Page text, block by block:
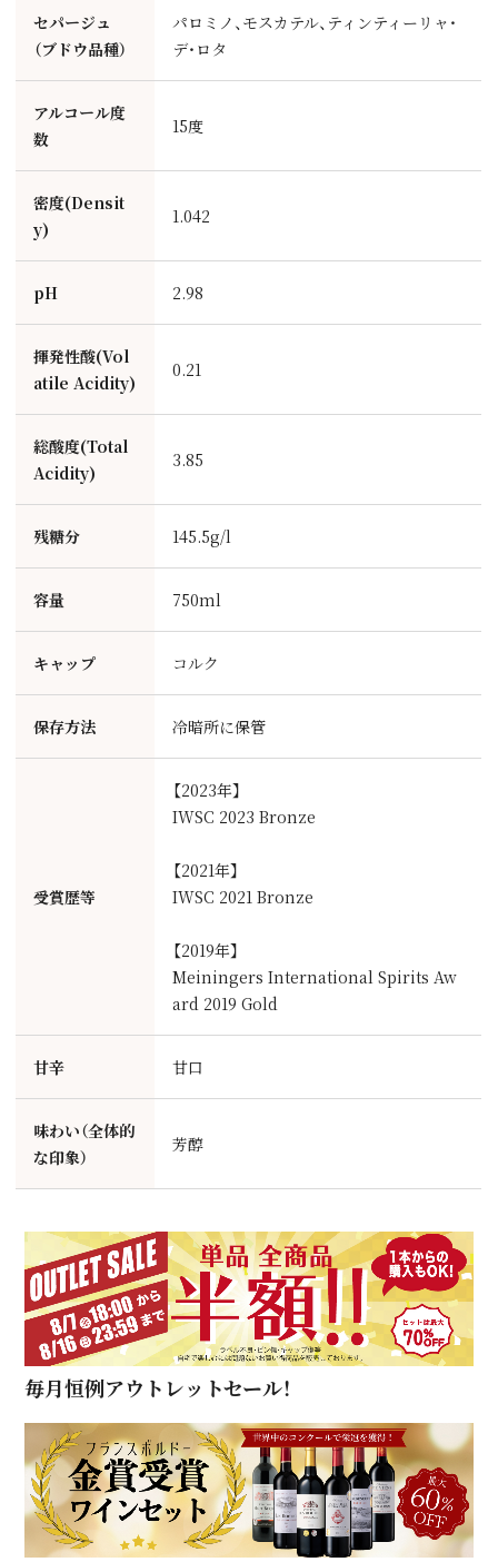
セパージュ
（ブドウ品種）
パロミノ、モスカテル、ティンティーリャ・
デ・ロタ
アルコール度
数
15度
密度(Densit
y)
1.042
pH 2.98
揮発性酸(Vol
atile Acidity)
0.21
総酸度(Total
Acidity)
3.85
残糖分 145.5g/l
容量 750ml
キャップ コルク
保存方法 冷暗所に保管
受賞歴等
【2023年】
IWSC 2023 Bronze
【2021年】
IWSC 2021 Bronze
【2019年】
Meiningers International Spirits Aw
ard 2019 Gold
甘辛 甘口
味わい（全体的
な印象）
芳醇
毎月恒例アウトレットセール！